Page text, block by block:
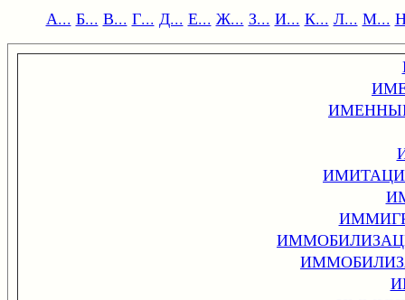
А... Б... В... Г... Д... Е... Ж... З... И... К... Л... М...